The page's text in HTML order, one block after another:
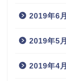
2019年6月
2019年5月
2019年4月